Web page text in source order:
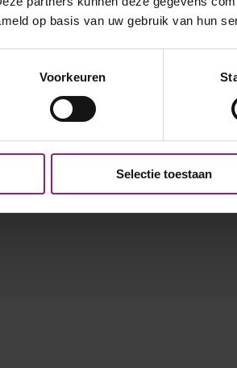
op basis van uw gebruik van hun
Voorkeuren
Selectie toestaan